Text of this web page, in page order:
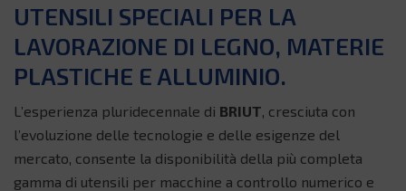
UTENSILI SPECIALI PER LA
LAVORAZIONE DI LEGNO, MATERIE
PLASTICHE E ALLUMINIO.
L’esperienza pluridecennale di BRIUT , cresciuta con
l’evoluzione delle tecnologie e delle esigenze del
mercato, consente la disponibilità della più completa
gamma di utensili per macchine a controllo numerico e